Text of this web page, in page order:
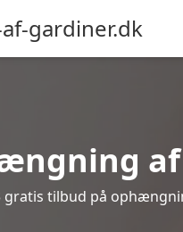
gardiner.dk
af
gratis tilbud på